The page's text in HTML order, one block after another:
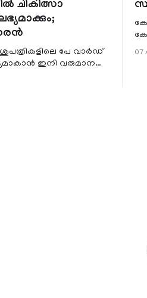
ചികിത്സാ
പേ വാർഡ്
ഇനി വരുമാന
എല്ലാ
07